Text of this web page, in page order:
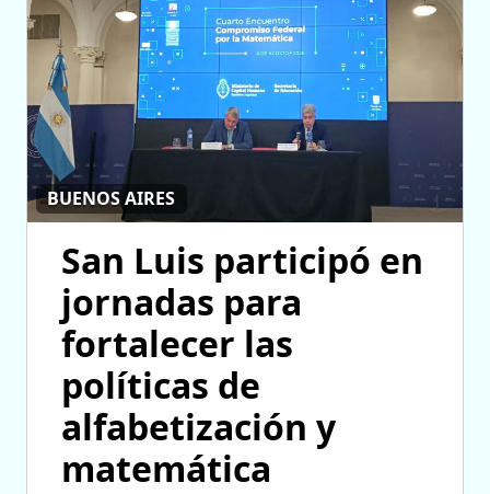
BUENOS AIRES
San Luis participó en
jornadas para
fortalecer las
políticas de
alfabetización y
matemática